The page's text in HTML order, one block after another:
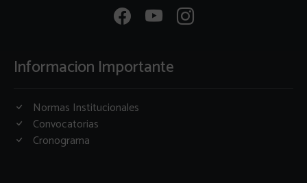
Informacion Importante
Normas Institucionales
Convocatorias
Cronograma